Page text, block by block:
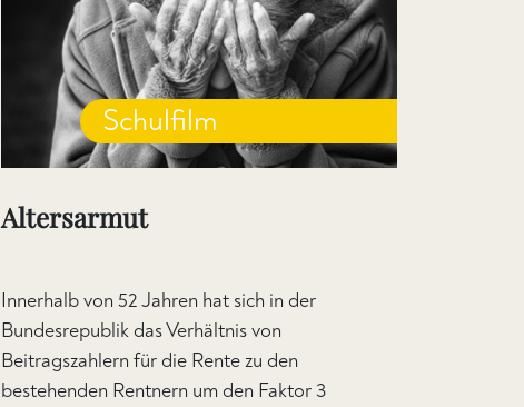
Schulfilm
Altersarmut
Innerhalb von 52 Jahren hat sich in der
Bundesrepublik das Verhältnis von
Beitragszahlern für die Rente zu den
bestehenden Rentnern um den Faktor 3